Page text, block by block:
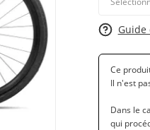
Guide
Ce
Il n'est
Dans le
qui